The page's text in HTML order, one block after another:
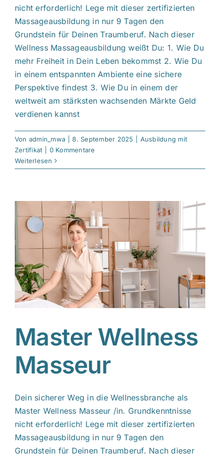
nicht erforderlich! Lege mit dieser zertifizierten
Massageausbildung in nur 9 Tagen den
Grundstein für Deinen Traumberuf. Nach dieser
Wellness Massageausbildung weißt Du: 1. Wie Du
mehr Freiheit in Dein Leben bekommst 2. Wie Du
in einem entspannten Ambiente eine sichere
Perspektive findest 3. Wie Du in einem der
weltweit am stärksten wachsenden Märkte Geld
verdienen kannst
Von admin_mwa 8. September 2025
Ausbildung mit
Zertifikat
0 Kommentare
Weiterlesen
Master Wellness
Masseur
Dein sicherer Weg in die Wellnessbranche als
Master Wellness Masseur /in. Grundkenntnisse
nicht erforderlich! Lege mit dieser zertifizierten
Massageausbildung in nur 9 Tagen den
Grundstein für Deinen Traumberuf. Nach dieser